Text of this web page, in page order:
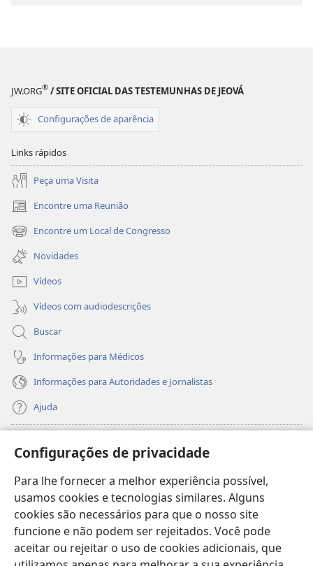
Configurações de privacidade
Para lhe fornecer a melhor experiência possível,
usamos cookies e tecnologias similares. Alguns
cookies são necessários para que o nosso site
funcione e não podem ser rejeitados. Você pode
aceitar ou rejeitar o uso de cookies adicionais, que
JW.ORG® / SITE OFICIAL DAS TESTEMUNHAS DE JEOVÁ
Configurações de aparência
Links rápidos
Peça uma Visita
Encontre uma Reunião
(abre
nova
janela)
Encontre um Local de Congresso
(abre
nova
janela)
Novidades
Vídeos
Vídeos com audiodescrições
Buscar
Informações para Médicos
Informações para Autoridades e Jornalistas
Ajuda
(abre
nova
janela)
Biblioteca On-line da Torre de Vigia™
(abre
nova
janela)JW Hub
(abre
nova
janela)JW Library